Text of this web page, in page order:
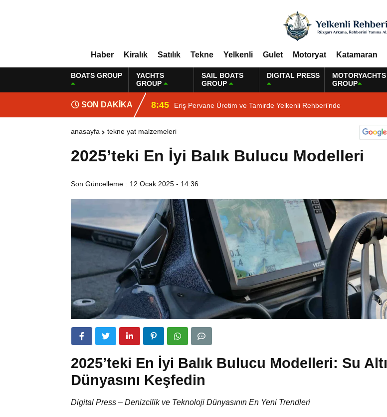
Haber Kiralık Satılık Tekne Yelkenli Gulet Motoryat Katamaran
BOATS GROUP
YACHTS
GROUP
SAIL BOATS
GROUP
DIGITAL PRESS
MOTORYACHTS
GROUP
SON DAKİKA 8:45 Eriş Pervane Üretim ve Tamirde Yelkenli Rehberi’nde
anasayfa tekne yat malzemeleri
2025’teki En İyi Balık Bulucu Modelleri
Son Güncelleme : 12 Ocak 2025 - 14:36
2025’teki En İyi Balık Bulucu Modelleri: Su Altı
Dünyasını Keşfedin
Digital Press – Denizcilik ve Teknoloji Dünyasının En Yeni Trendleri